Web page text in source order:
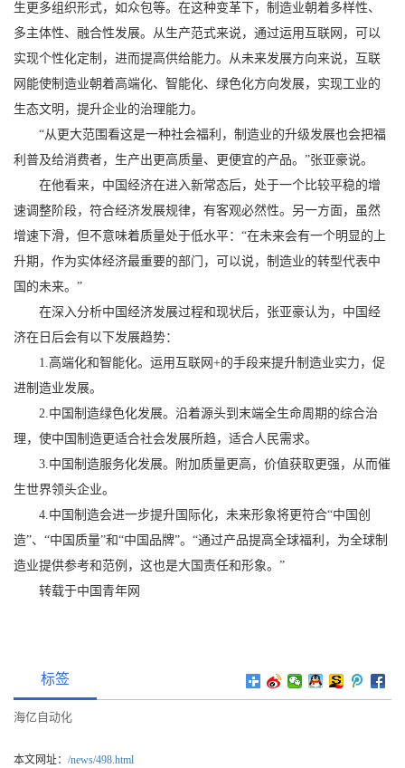
生更多组织形式，如众包等。在这种变革下，制造业朝着多样性、
多主体性、融合性发展。从生产范式来说，通过运用互联网，可以
实现个性化定制，进而提高供给能力。从未来发展方向来说，互联
网能使制造业朝着高端化、智能化、绿色化方向发展，实现工业的
生态文明，提升企业的治理能力。
“从更大范围看这是一种社会福利，制造业的升级发展也会把福
利普及给消费者，生产出更高质量、更便宜的产品。”张亚豪说。
在他看来，中国经济在进入新常态后，处于一个比较平稳的增
速调整阶段，符合经济发展规律，有客观必然性。另一方面，虽然
增速下滑，但不意味着质量处于低水平：“在未来会有一个明显的上
升期，作为实体经济最重要的部门，可以说，制造业的转型代表中
国的未来。”
在深入分析中国经济发展过程和现状后，张亚豪认为，中国经
济在日后会有以下发展趋势：
1.高端化和智能化。运用互联网+的手段来提升制造业实力，促
进制造业发展。
2.中国制造绿色化发展。沿着源头到末端全生命周期的综合治
理，使中国制造更适合社会发展所趋，适合人民需求。
3.中国制造服务化发展。附加质量更高，价值获取更强，从而催
生世界领头企业。
4.中国制造会进一步提升国际化，未来形象将更符合“中国创
造”、“中国质量”和“中国品牌”。“通过产品提高全球福利，为全球制
造业提供参考和范例，这也是大国责任和形象。”
转载于中国青年网
标签
海亿自动化
本文网址： /news/498.html